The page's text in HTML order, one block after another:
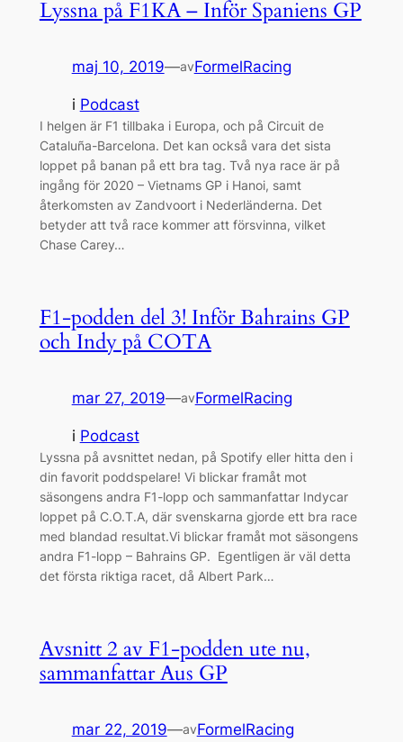
Lyssna på F1KA – Inför Spaniens GP
maj 10, 2019—avFormelRacing
i Podcast
I helgen är F1 tillbaka i Europa, och på Circuit de
Cataluña-Barcelona. Det kan också vara det sista
loppet på banan på ett bra tag. Två nya race är på
ingång för 2020 – Vietnams GP i Hanoi, samt
återkomsten av Zandvoort i Nederländerna. Det
betyder att två race kommer att försvinna, vilket
Chase Carey…
F1-podden del 3! Inför Bahrains GP
och Indy på COTA
mar 27, 2019—avFormelRacing
i Podcast
Lyssna på avsnittet nedan, på Spotify eller hitta den i
din favorit poddspelare! Vi blickar framåt mot
säsongens andra F1-lopp och sammanfattar Indycar
loppet på C.O.T.A, där svenskarna gjorde ett bra race
med blandad resultat.Vi blickar framåt mot säsongens
andra F1-lopp – Bahrains GP. Egentligen är väl detta
det första riktiga racet, då Albert Park…
Avsnitt 2 av F1-podden ute nu,
sammanfattar Aus GP
mar 22, 2019—avFormelRacing